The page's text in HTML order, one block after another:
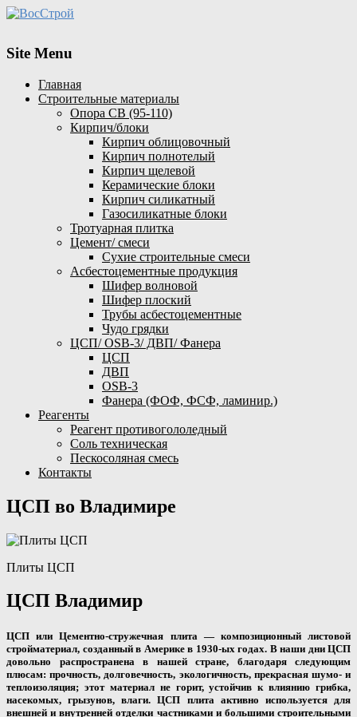
Site Menu
Главная
Строительные материалы
Опора СВ (95-110)
Кирпич/блоки
Кирпич облицовочный
Кирпич полнотелый
Кирпич щелевой
Керамические блоки
Кирпич силикатный
Газосиликатные блоки
Тротуарная плитка
Цемент/ смеси
Сухие строительные смеси
Асбестоцементные продукция
Шифер волновой
Шифер плоский
Трубы асбестоцементные
Чудо грядки
ЦСП/ OSB-3/ ДВП/ Фанера
ЦСП
ДВП
OSB-3
Фанера (ФОФ, ФСФ, ламинир.)
Реагенты
Реагент противогололедный
Соль техническая
Пескосоляная смесь
Контакты
ЦСП во Владимире
Плиты ЦСП
ЦСП Владимир
ЦСП или Цементно-стружечная плита — композиционный листовой
стройматериал, созданный в Америке в 1930-ых годах. В наши дни ЦСП
довольно распространена в нашей стране, благодаря следующим
плюсам: прочность, долговечность, экологичность, прекрасная шумо- и
теплоизоляция; этот материал не горит, устойчив к влиянию грибка,
насекомых, грызунов, влаги. ЦСП плита активно используется для
внешней и внутренней отделки частниками и большими строительными